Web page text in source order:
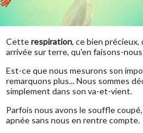
Cetterespiration, ce bien
arrivée sur terre, qu'en faisons-nous
Est-ce que nous mesurons son
remarquons plus... Nous sommes
simplement dans son va-et-vient.
Parfois nous avons le souffle
apnée sans nous en rentre compte.